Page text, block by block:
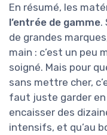
En résumé, les
l’entrée de gamme.
de grandes
main : c’est un peu
soigné. Mais pour
sans mettre cher,
faut juste garder
encaisser des
intensifs, et qu’au